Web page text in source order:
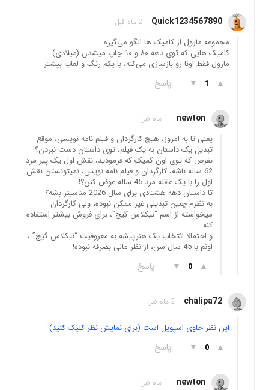
Quick1234567890 2 ماه قبل
مجموعه مارول از کامیک ها الگو می‌گیره
کامیک هایی که توی دهه ٨٠ و ٩٠ چاپ میشدن (میلادی)
مارول فقط اونا رو بازسازی می‌کنه، با یکم رنگ و لعاب بیشتر
▲
1
▼ پاسخ
newton 1 ماه قبل
یعنی تا به امروز، هیچ کارگردان و فیلم نامه نویسی، موقع
تبدیل یک داستان به یک فیلم، توی داستان دست نبردن؟!
بفرض که توی اون کمیک که فرمودید، نقش اول یک پیر مرد
62 ساله باشه، کارگردان و فیلم نامه نویس، نمیتونستن نقش
اول را با یک عاقله مرد 45 ساله عوض کنن؟!
تا داستان دهه هشتادی برای سال 2026 مناسبتر بشه؟
به نظرم چنین تبدیلی غیر ممکن نبوده، ولی کارگردان
میخواسته از اسم “نیکلاس گیج”، برای فروش بیشتر استفاده
کنه
و احتمالا انتخاب یک هنرپیشه به معروفیت “نیکلاس گیج” ،
اونم با 45 سال سن، از نظر مالی بصرفه نبوده!
▲
0
▼ پاسخ
chalipa72 2 ماه قبل
این نظر حاوی اسپویل است (برای نمایش نظر کلیک کنید)
▲
0
▼ پاسخ
newton 1 ماه قبل